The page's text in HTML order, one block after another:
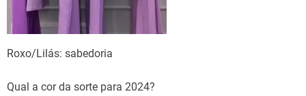
Roxo/Lilás: sabedoria
Qual a cor da sorte para 2024?